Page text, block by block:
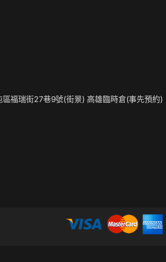
福瑞街27巷9號(街景) 高雄臨時倉(事先預約